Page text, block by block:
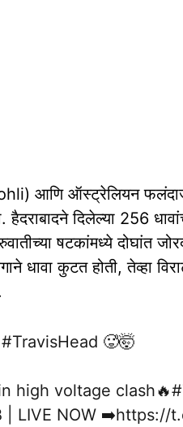
आणि ऑस्ट्रेलियन फलंदाज
हैदराबादने दिलेल्या 256
षटकांमध्ये दोघांत
धावा कुटत होती, तेव्हा
#TravisHead 🥵🤯
high voltage clash🔥
| LIVE NOW ➡️https://